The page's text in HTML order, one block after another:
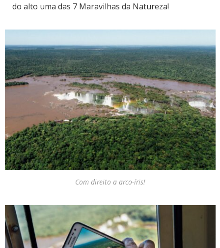
do alto uma das 7 Maravilhas da Natureza!
Com direito a arco-íris!